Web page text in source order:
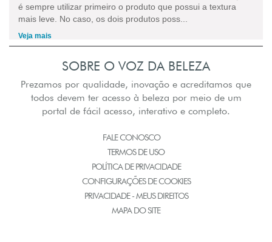
é sempre utilizar primeiro o produto que possui a textura
mais leve. No caso, os dois produtos poss...
Veja mais
SOBRE O VOZ DA BELEZA
Prezamos por qualidade, inovação e acreditamos que
todos devem ter acesso à beleza por meio de um
portal de fácil acesso, interativo e completo.
FALE CONOSCO
TERMOS DE USO
POLÍTICA DE PRIVACIDADE
CONFIGURAÇÕES DE COOKIES
PRIVACIDADE - MEUS DIREITOS
MAPA DO SITE